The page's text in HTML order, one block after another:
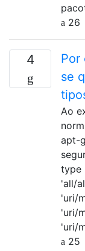
26
4
Por
se
Ao
apt-
type
'all/
'uri/
'uri/
'uri/
25